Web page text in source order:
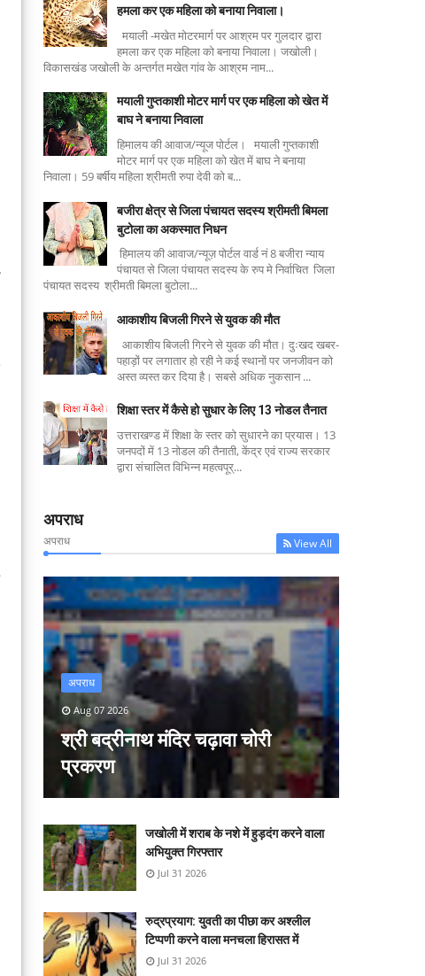
हमला कर एक महिला को बनाया निवाला।
मयाली -मखेत मोटरमार्ग पर आश्रम पर गुलदार द्वारा
हमला कर एक महिला को बनाया निवाला। जखोली।
विकासखंड जखोली के अन्तर्गत मखेत गांव के आश्रम नाम...
मयाली गुप्तकाशी मोटर मार्ग पर एक महिला को खेत में
बाघ ने बनाया निवाला
हिमालय की आवाज/न्यूज पोर्टल। मयाली गुप्तकाशी
मोटर मार्ग पर एक महिला को खेत में बाघ ने बनाया
निवाला। 59 बर्षीय महिला श्रीमती रुपा देवी को ब...
बजीरा क्षेत्र से जिला पंचायत सदस्य श्रीमती बिमला
बुटोला का अकस्मात निधन
हिमालय की आवाज/न्यूज़ पोर्टल वार्ड नं 8 बजीरा न्याय
पंचायत से जिला पंचायत सदस्य के रुप मे निर्वाचित जिला
पंचायत सदस्य श्रीमती बिमला बुटोला...
आकाशीय बिजली गिरने से युवक की मौत
आकाशीय बिजली गिरने से युवक की मौत। दुःखद खबर-
पहाड़ों पर लगातार हो रही ने कई स्थानों पर जनजीवन को
अस्त व्यस्त कर दिया है। सबसे अधिक नुकसान ...
शिक्षा स्तर में कैसे हो सुधार के लिए 13 नोडल तैनात
उत्तराखण्ड में शिक्षा के स्तर को सुधारने का प्रयास। 13
जनपदों में 13 नोडल की तैनाती, केंद्र एवं राज्य सरकार
द्वारा संचालित विभिन्न महत्वपूर्...
अपराध
अपराध View All
अपराध
Aug 07 2026
श्री बद्रीनाथ मंदिर चढ़ावा चोरी
प्रकरण
जखोली में शराब के नशे में हुड़दंग करने वाला
अभियुक्त गिरफ्तार
Jul 31 2026
रुद्रप्रयाग: युवती का पीछा कर अश्लील
टिप्पणी करने वाला मनचला हिरासत में
Jul 31 2026